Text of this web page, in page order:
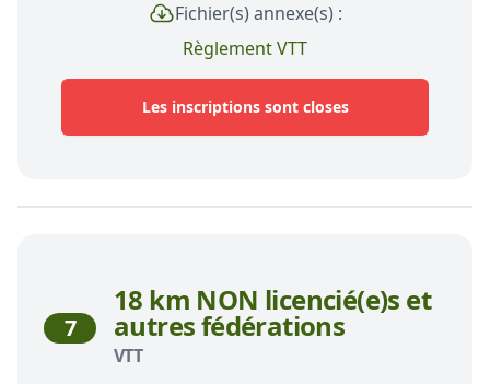
Fichier(s) annexe(s) :
Règlement VTT
Les inscriptions sont closes
7
18 km NON licencié(e)s et
autres fédérations
VTT